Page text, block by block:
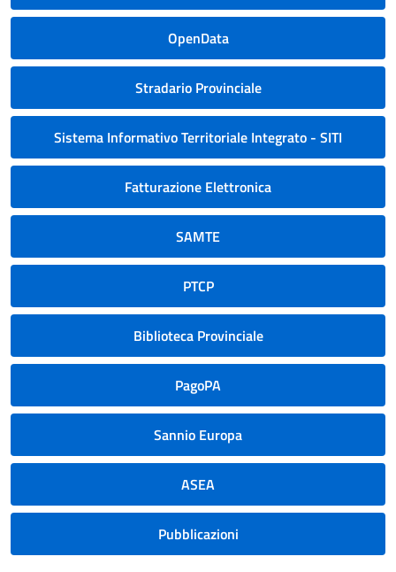
OpenData
Stradario Provinciale
Sistema Informativo Territoriale Integrato - SITI
Fatturazione Elettronica
SAMTE
PTCP
Biblioteca Provinciale
PagoPA
Sannio Europa
ASEA
Pubblicazioni